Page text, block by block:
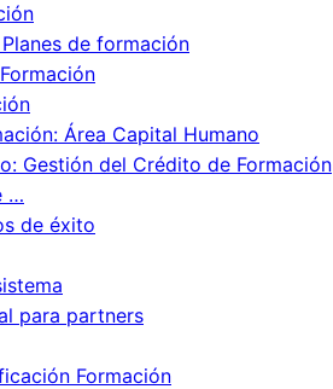
de formación
Área Capital Humano
Gestión del Crédito de Formación
…
de éxito
para partners
Formación